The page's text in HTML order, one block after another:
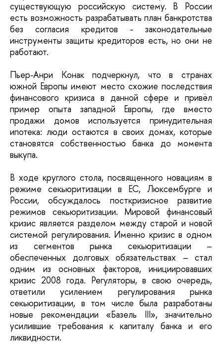
существующую российскую систему. В России
есть возможность разрабатывать план банкротства
без согласия кредитов - законодательные
инструменты защиты кредиторов есть, но они не
работают.
Пьер-Анри Конак подчеркнул, что в странах
южной Европы имеют место схожие последствия
финансового кризиса в данной сфере и привёл
пример опыта западной Европы, где вместо
продажи домов используется принудительная
ипотека: люди остаются в своих домах, которые
становятся собственностью банка до момента
выкупа.
В ходе круглого стола, посвященного новациям в
режиме секьюритизации в ЕС, Люксембурге и
России, обсуждалось посткризисное развитие
режимов секьюритизации. Мировой финансовый
кризис является разделом между старой и новой
системой регулирования. Именно кризис в одном
из сегментов рынка секьюритизации –
обеспеченных долговых обязательствах – стал
одним из основных факторов, инициировавших
кризис 2008 года. Регуляторы, в свою очередь,
ответили усилением регулирования рынка
секьюритизации, в том числе была разработаны
новые рекомендации «Базель III», значительно
усилившие требования к капиталу банка и его
ликвидности.